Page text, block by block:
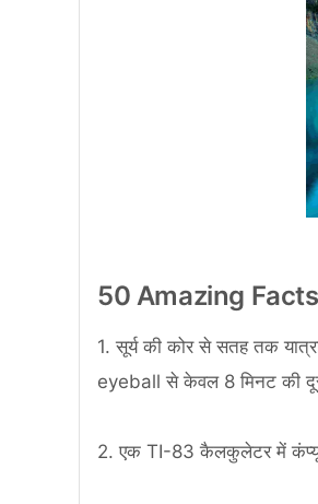
50 Amazing Facts
1. सूर्य की कोर से सतह तक
eyeball से केवल 8 मिनट की
2. एक TI-83 कैलकुलेटर में